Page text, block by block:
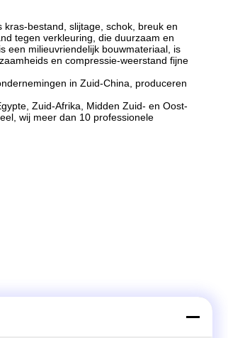
bestand, slijtage, schok, breuk en
tegen verkleuring, die duurzaam en
een milieuvriendelijk bouwmateriaal, is
en compressie-weerstand fijne
in Zuid-China, produceren
Zuid-Afrika, Midden Zuid- en Oost-
wij meer dan 10 professionele